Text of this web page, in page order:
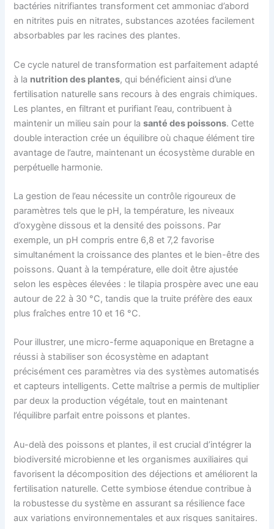
bactéries nitrifiantes transforment cet ammoniac d’abord
en nitrites puis en nitrates, substances azotées facilement
absorbables par les racines des plantes.
Ce cycle naturel de transformation est parfaitement adapté
à la nutrition des plantes, qui bénéficient ainsi d’une
fertilisation naturelle sans recours à des engrais chimiques.
Les plantes, en filtrant et purifiant l’eau, contribuent à
maintenir un milieu sain pour lasanté des poissons. Cette
double interaction crée un équilibre où chaque élément tire
avantage de l’autre, maintenant un écosystème durable en
perpétuelle harmonie.
La gestion de l’eau nécessite un contrôle rigoureux de
paramètres tels que le pH, la température, les niveaux
d’oxygène dissous et la densité des poissons. Par
exemple, un pH compris entre 6,8 et 7,2 favorise
simultanément la croissance des plantes et le bien-être des
poissons. Quant à la température, elle doit être ajustée
selon les espèces élevées : le tilapia prospère avec une eau
autour de 22 à 30 °C, tandis que la truite préfère des eaux
plus fraîches entre 10 et 16 °C.
Pour illustrer, une micro-ferme aquaponique en Bretagne a
réussi à stabiliser son écosystème en adaptant
précisément ces paramètres via des systèmes automatisés
et capteurs intelligents. Cette maîtrise a permis de multiplier
par deux la production végétale, tout en maintenant
l’équilibre parfait entre poissons et plantes.
Au-delà des poissons et plantes, il est crucial d’intégrer la
biodiversité microbienne et les organismes auxiliaires qui
favorisent la décomposition des déjections et améliorent la
fertilisation naturelle. Cette symbiose étendue contribue à
la robustesse du système en assurant sa résilience face
aux variations environnementales et aux risques sanitaires.